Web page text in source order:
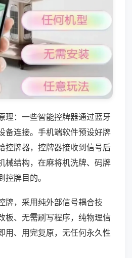
理：一些智能控牌器通过蓝牙
备连接。手机端软件预设好牌
控牌器，控牌器接收到信号后
械结构，在麻将机洗牌、码牌
牌目的。
牌，采用纯外部信号耦合技
板、无需刷写程序，纯物理信
用、用完复原，无任何永久性